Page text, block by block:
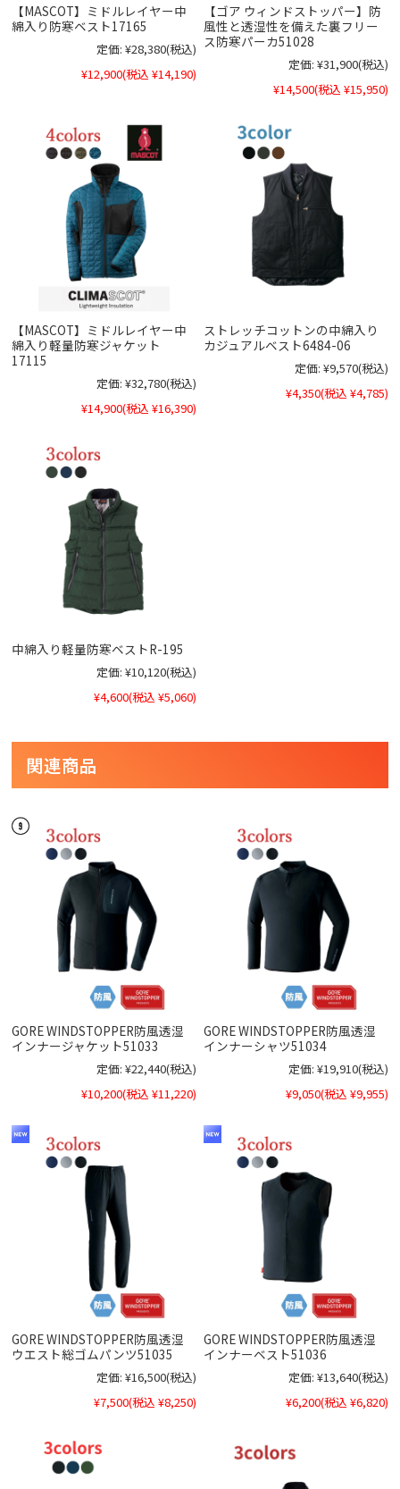
【MASCOT】ミドルレイヤー中
綿入り防寒ベスト17165
定価: ¥28,380(税込)
¥12,900(税込 ¥14,190)
【ゴア ウィンドストッパー】防
風性と透湿性を備えた裏フリー
ス防寒パーカ51028
定価: ¥31,900(税込)
¥14,500(税込 ¥15,950)
【MASCOT】ミドルレイヤー中
綿入り軽量防寒ジャケット
17115
定価: ¥32,780(税込)
¥14,900(税込 ¥16,390)
ストレッチコットンの中綿入り
カジュアルベスト6484-06
定価: ¥9,570(税込)
¥4,350(税込 ¥4,785)
中綿入り軽量防寒ベストR-195
定価: ¥10,120(税込)
¥4,600(税込 ¥5,060)
関連商品
GORE WINDSTOPPER防風透湿
インナージャケット51033
定価: ¥22,440(税込)
¥10,200(税込 ¥11,220)
GORE WINDSTOPPER防風透湿
インナーシャツ51034
定価: ¥19,910(税込)
¥9,050(税込 ¥9,955)
GORE WINDSTOPPER防風透湿
ウエスト総ゴムパンツ51035
定価: ¥16,500(税込)
¥7,500(税込 ¥8,250)
GORE WINDSTOPPER防風透湿
インナーベスト51036
定価: ¥13,640(税込)
¥6,200(税込 ¥6,820)